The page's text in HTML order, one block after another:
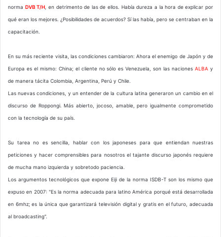
norma DVB T/H , en detrimento de las de ellos. Había dureza a la hora de explicar por
qué eran los mejores. ¿Posibilidades de acuerdos? Sí las había, pero se centraban en la
capacitación.
En su más reciente visita, las condiciones cambiaron: Ahora el enemigo de Japón y de
Europa es el mismo: China; el cliente no sólo es Venezuela, son las nacionesALBA y
de manera tácita Colombia, Argentina, Perú y Chile.
Las nuevas condiciones, y un entender de la cultura latina generaron un cambio en el
discurso de Roppongi. Más abierto, jocoso, amable, pero igualmente comprometido
con la tecnología de su país.
Su tarea no es sencilla, hablar con los japoneses para que entiendan nuestras
peticiones y hacer comprensibles para nosotros el tajante discurso japonés requiere
de mucha mano izquierda y sobretodo paciencia.
Los argumentos tecnológicos que expone Eiji de la norma ISDB-T son los mismo que
expuso en 2007: "Es la norma adecuada para latino América porqué está desarrollada
en 6mhz; es la única que garantizará televisión digital y gratis en el futuro, adecuada
al broadcasting".